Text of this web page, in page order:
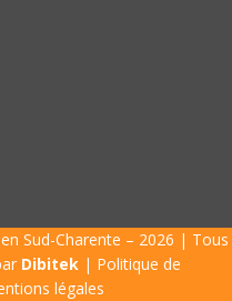
Sud-Charente – 2026 | Tous
Dibitek| Politique de
légales